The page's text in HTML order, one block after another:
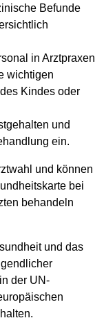
Befunde
in Arztpraxen
wichtigen
Kindes oder
und
ein.
und können
bei
behandeln
und das
der UN-